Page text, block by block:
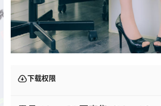
下载权限